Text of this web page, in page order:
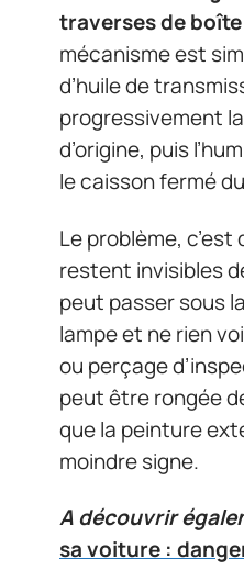
traverses de
mécanisme est
d’huile de
progressivement
d’origine, puis
le caisson fermé
Le problème,
restent invisibles
peut passer sous
lampe et ne rien
ou perçage
peut être rongée
que la peinture
moindre signe.
A découvrir
sa voiture :